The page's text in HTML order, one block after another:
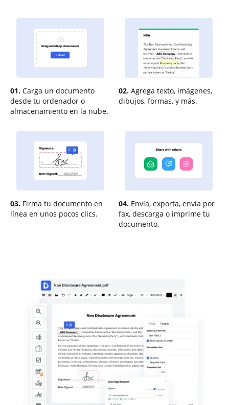
01. Carga un documento
desde tu ordenador o
almacenamiento en la nube.
02. Agrega texto, imágenes,
dibujos, formas, y más.
03. Firma tu documento en
línea en unos pocos clics.
04. Envía, exporta, envía por
fax, descarga o imprime tu
documento.